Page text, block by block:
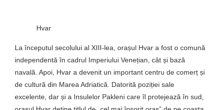
Hvar
La începutul secolului al XIII-lea, orașul Hvar a fost o comună
independentă în cadrul Imperiului Venețian, cât și bază
navală. Apoi, Hvar a devenit un important centru de comerț și
de cultură din Marea Adriatică. Datorită poziției sale
excelente, dar și a Insulelor Pakleni care îl protejează în sud,